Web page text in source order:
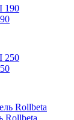
Rollbeta